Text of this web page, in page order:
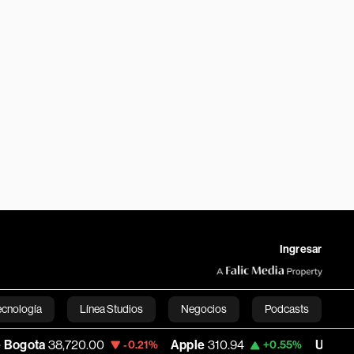
Ingresar
Línea Studios Negocios Podcasts
English-0.21% Apple 310.94 +0.55% USD COP 3,175.95